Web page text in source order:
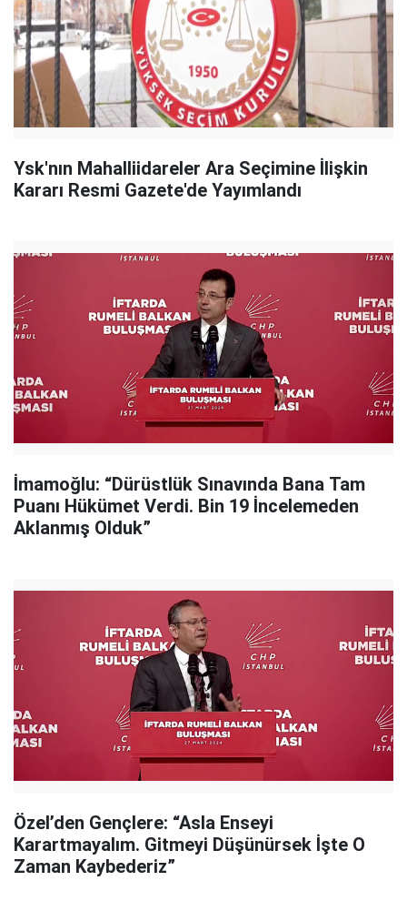
Ysk'nın Mahalliidareler Ara Seçimine İlişkin
Kararı Resmi Gazete'de Yayımlandı
İmamoğlu: “Dürüstlük Sınavında Bana Tam
Puanı Hükümet Verdi. Bin 19 İncelemeden
Aklanmış Olduk”
Özel’den Gençlere: “Asla Enseyi
Karartmayalım. Gitmeyi Düşünürsek İşte O
Zaman Kaybederiz”